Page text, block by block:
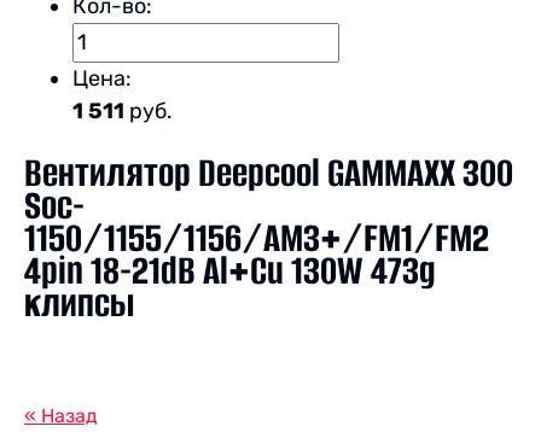
Кол-во:
Цена:
1 511 руб.
Вентилятор Deepcool GAMMAXX 300
Soc-
1150/1155/1156/AM3+/FM1/FM2
4pin 18-21dB Al+Cu 130W 473g
клипсы
« Назад